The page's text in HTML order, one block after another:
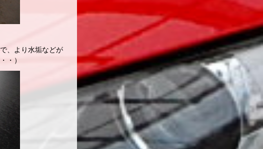
、より水垢などが
・）